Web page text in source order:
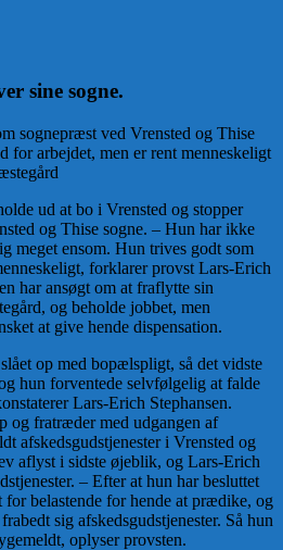
sine sogne.
sognepræst ved Vrensted og Thise
for arbejdet, men er rent menneskeligt
ud at bo i Vrensted og stopper
og Thise sogne. – Hun har ikke
meget ensom. Hun trives godt som
forklarer provst Lars-Erich
har ansøgt om at fraflytte sin
og beholde jobbet, men
at give hende dispensation.
op med bopælspligt, så det vidste
hun forventede selvfølgelig at falde
Lars-Erich Stephansen.
og fratræder med udgangen af
afskedsgudstjenester i Vrensted og
aflyst i sidste øjeblik, og Lars-Erich
– Efter at hun har besluttet
for belastende for hende at prædike, og
sig afskedsgudstjenester. Så hun
oplyser provsten.